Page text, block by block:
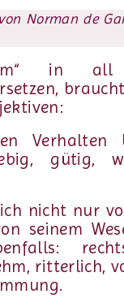
Norman de
in all
Verhalten
gütig,
nicht nur
seinem
ritterlich,